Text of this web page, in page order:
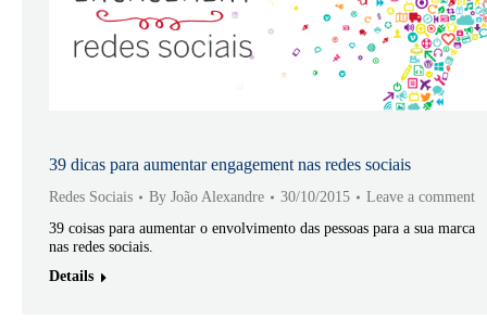
39 dicas para aumentar engagement nas redes sociais
Redes Sociais By João Alexandre 30/10/2015
Leave a comment
39 coisas para aumentar o envolvimento das pessoas para a sua marca
nas redes sociais.
Details